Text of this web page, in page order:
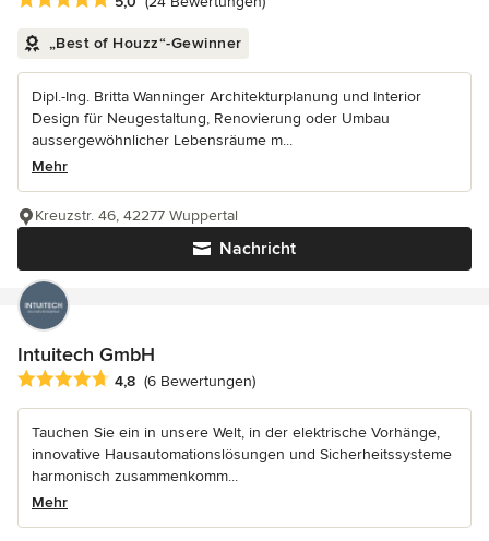
„Best of Houzz“-Gewinner
Dipl.-Ing. Britta Wanninger Architekturplanung und Interior
Design für Neugestaltung, Renovierung oder Umbau
aussergewöhnlicher Lebensräume m...
Mehr
Nachricht
Kreuzstr. 46, 42277 Wuppertal
Intuitech GmbH
Durchschnittliche Bewertung: 4.8 von 5 Sternen
4,8 (6 Bewertungen)
Tauchen Sie ein in unsere Welt, in der elektrische Vorhänge,
innovative Hausautomationslösungen und Sicherheitssysteme
harmonisch zusammenkomm...
Mehr